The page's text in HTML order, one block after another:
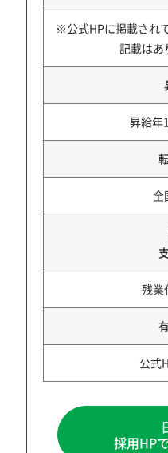
※公式HPに掲載され
記載はあ
昇給年
全
残業
公式
採用HP